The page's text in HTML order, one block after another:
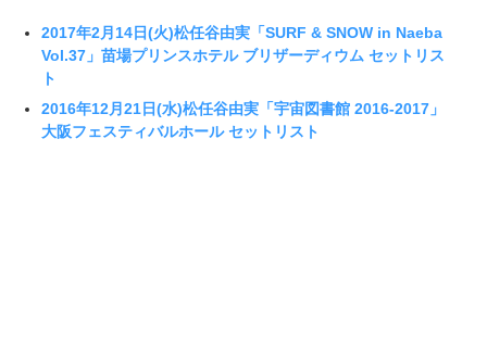
2017年2月14日(火)松任谷由実「SURF & SNOW in Naeba
Vol.37」苗場プリンスホテル ブリザーディウム セットリス
ト
2016年12月21日(水)松任谷由実「宇宙図書館 2016-2017」
大阪フェスティバルホール セットリスト